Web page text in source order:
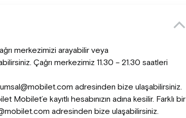
merkezimizi arayabilir veya
Çağrı merkezimiz 11.30 – 21.30 saatleri
adresinden bize ulaşabilirsiniz.
Mobilet’e kayıtlı hesabınızın adına kesilir. Farklı bir
adresinden bize ulaşabilirsiniz.